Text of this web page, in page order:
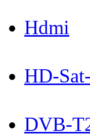
Hdmi
HD-
DVB-